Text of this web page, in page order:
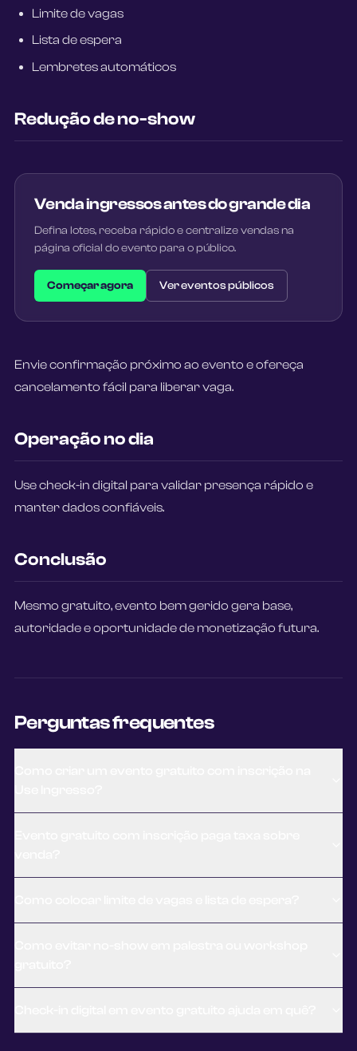
Limite de vagas
Lista de espera
Lembretes automáticos
Redução de no-show
Venda ingressos antes do grande dia
Defina lotes, receba rápido e centralize vendas na
página oficial do evento para o público.
Começar agora Ver eventos públicos
Envie confirmação próximo ao evento e ofereça
cancelamento fácil para liberar vaga.
Operação no dia
Use check-in digital para validar presença rápido e
manter dados confiáveis.
Conclusão
Mesmo gratuito, evento bem gerido gera base,
autoridade e oportunidade de monetização futura.
Perguntas frequentes